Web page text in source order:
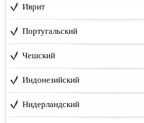
Иврит
Португальский
Чешский
Индонезийский
Нидерландский